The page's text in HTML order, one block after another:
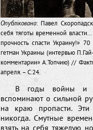
Опубліковано: Павел
себя тяготы временной
прочность спасти Украину!»
гетман Украины (интервью
комментарии» А.Топчию) //
апреля. – С.24.
В годы войны и
вспоминают о сильной
на краю пропасти.
никогда. Смутные
взять на себя тяжелую